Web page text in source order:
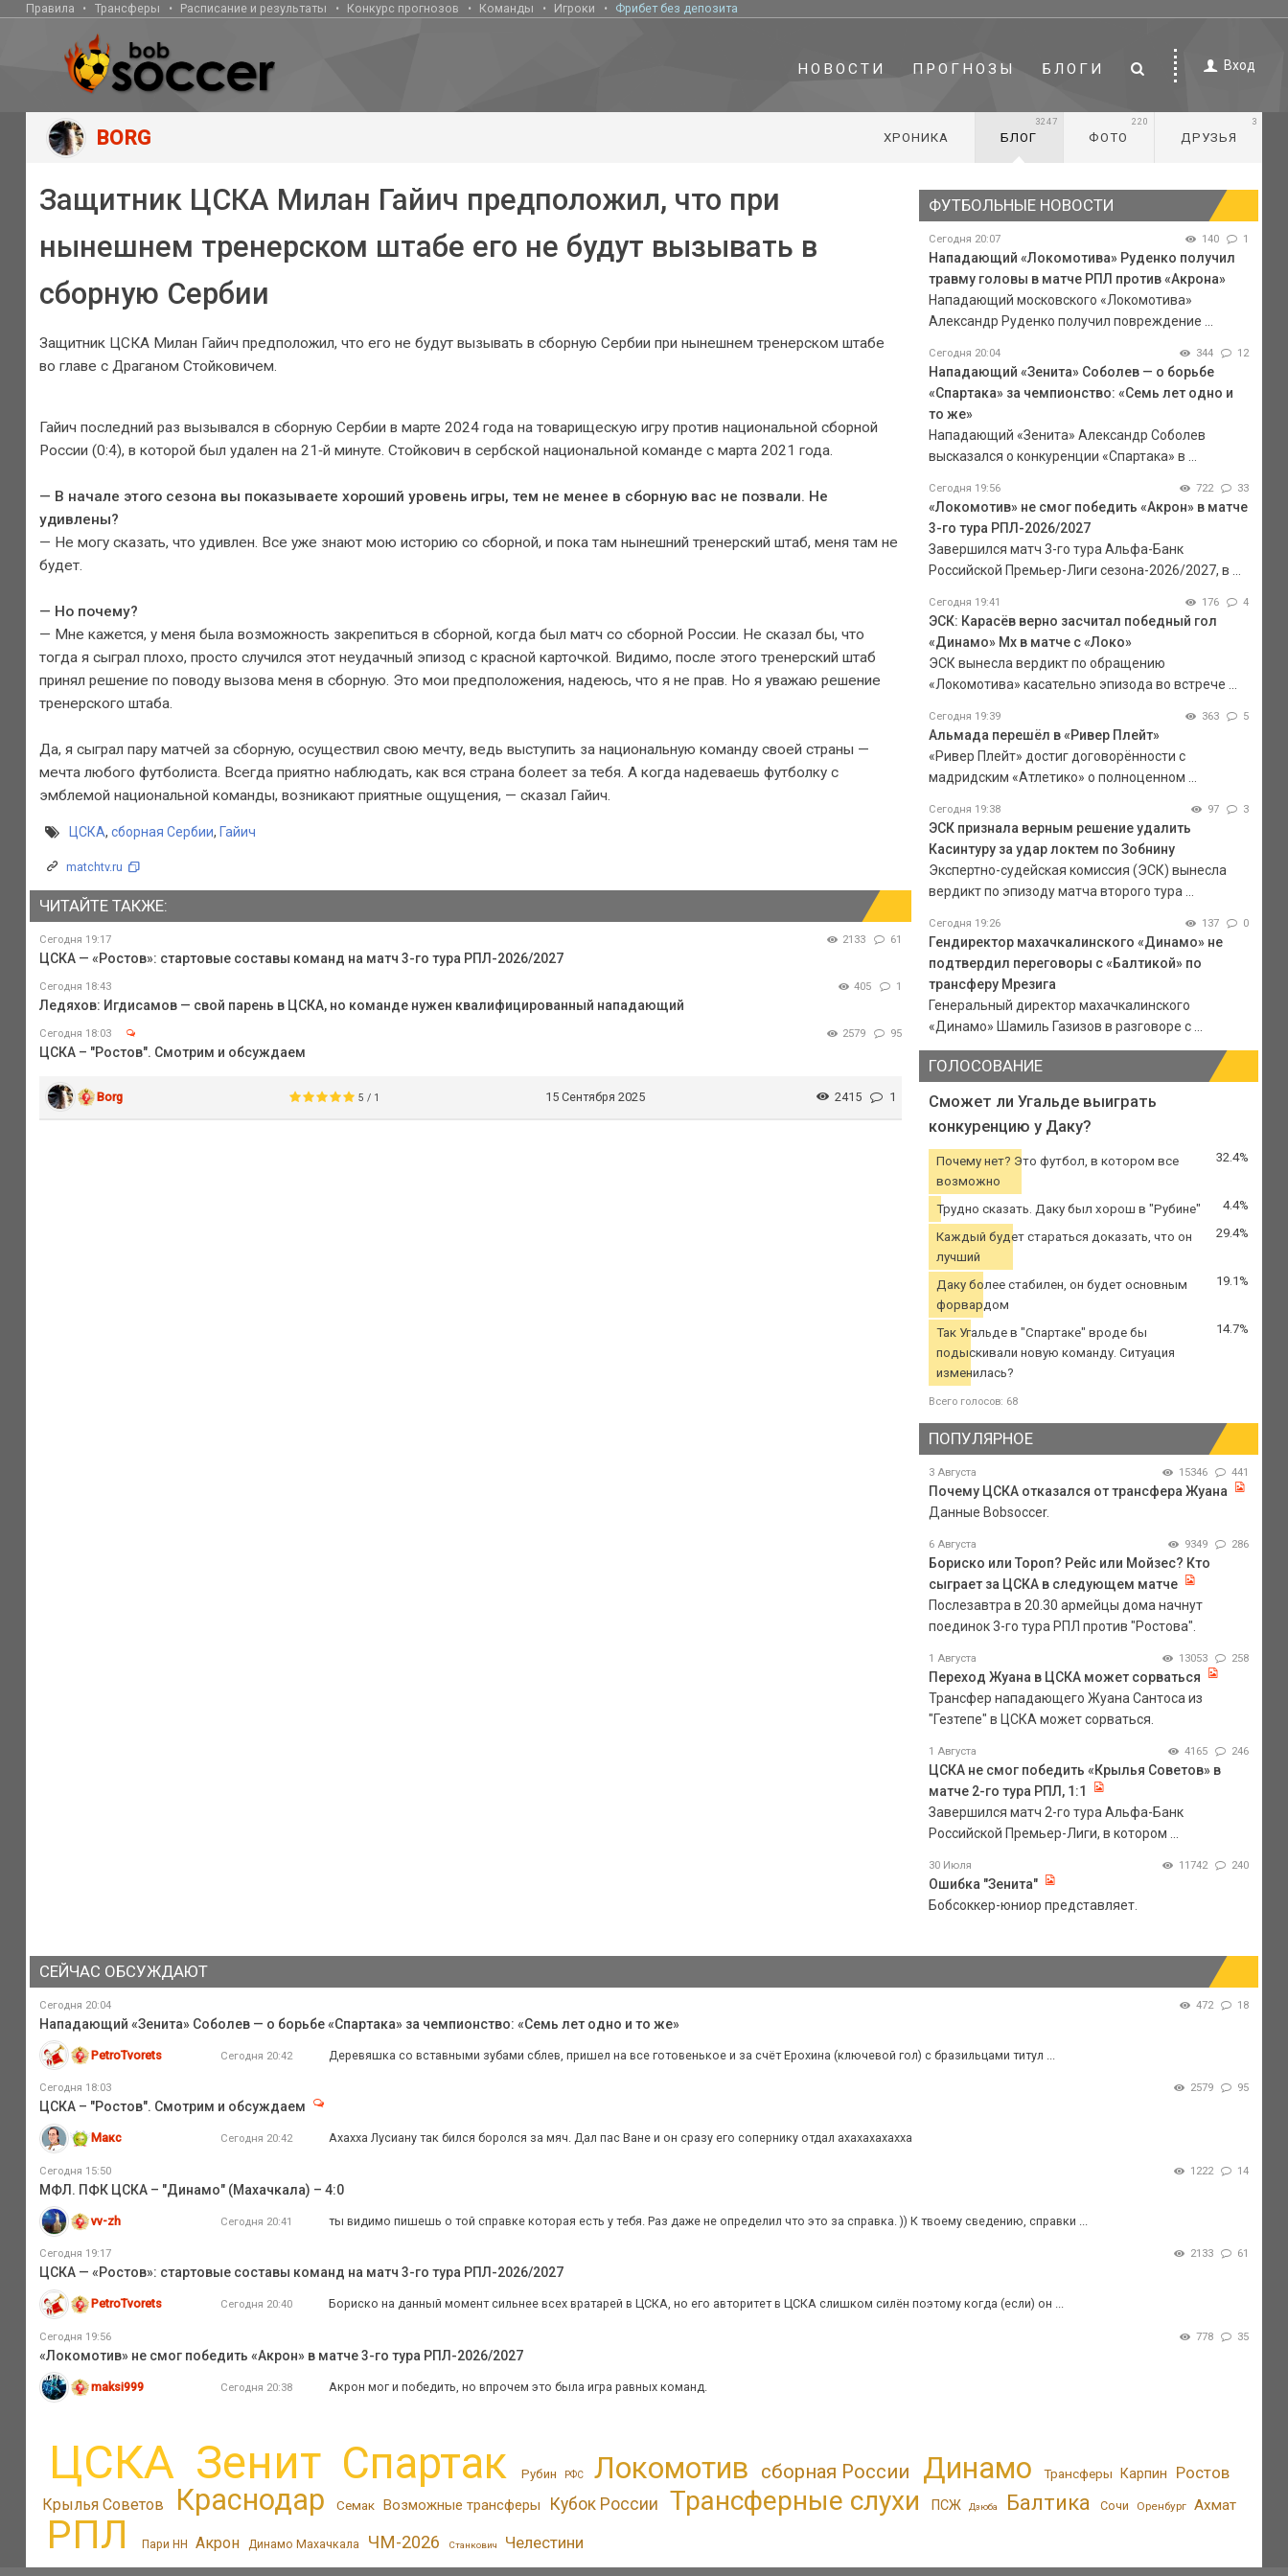
Правила Трансферы Расписание и результаты Конкурс прогнозов Команды Игроки Фрибет без депозита
НОВОСТИ ПРОГНОЗЫ БЛОГИ Вход
BORG ХРОНИКА БЛОГ
3247
ФОТО
220
ДРУЗЬЯ
3
Защитник ЦСКА Милан Гайич предположил, что при
нынешнем тренерском штабе его не будут вызывать в
сборную Сербии
Защитник ЦСКА Милан Гайич предположил, что его не будут вызывать в сборную Сербии при нынешнем тренерском штабе
во главе с Драганом Стойковичем.
Гайич последний раз вызывался в сборную Сербии в марте 2024 года на товарищескую игру против национальной сборной
России (0:4), в которой был удален на 21‑й минуте. Стойкович в сербской национальной команде с марта 2021 года.
— В начале этого сезона вы показываете хороший уровень игры, тем не менее в сборную вас не позвали. Не
удивлены?
— Не могу сказать, что удивлен. Все уже знают мою историю со сборной, и пока там нынешний тренерский штаб, меня там не
будет.
— Но почему?
— Мне кажется, у меня была возможность закрепиться в сборной, когда был матч со сборной России. Не сказал бы, что
тогда я сыграл плохо, просто случился этот неудачный эпизод с красной карточкой. Видимо, после этого тренерский штаб
принял решение по поводу вызова меня в сборную. Это мои предположения, надеюсь, что я не прав. Но я уважаю решение
тренерского штаба.
Да, я сыграл пару матчей за сборную, осуществил свою мечту, ведь выступить за национальную команду своей страны —
мечта любого футболиста. Всегда приятно наблюдать, как вся страна болеет за тебя. А когда надеваешь футболку с
эмблемой национальной команды, возникают приятные ощущения, — сказал Гайич.
ЦСКА, сборная Сербии, Гайич
matchtv.ru
ЧИТАЙТЕ ТАКЖЕ:
Сегодня 19:17 2133 61
ЦСКА — «Ростов»: стартовые составы команд на матч 3-го тура РПЛ-2026/2027
Сегодня 18:43 405 1
Ледяхов: Игдисамов — свой парень в ЦСКА, но команде нужен квалифицированный нападающий
Сегодня 18:03 2579 95
ЦСКА – "Ростов". Смотрим и обсуждаем
Borg 5 / 1 15 Сентября 2025 2415 1
ФУТБОЛЬНЫЕ НОВОСТИ
Сегодня 20:07 140 1
Нападающий «Локомотива» Руденко получил
травму головы в матче РПЛ против «Акрона»
Нападающий московского «Локомотива»
Александр Руденко получил повреждение ...
Сегодня 20:04 344 12
Нападающий «Зенита» Соболев — о борьбе
«Спартака» за чемпионство: «Семь лет одно и
то же»
Нападающий «Зенита» Александр Соболев
высказался о конкуренции «Спартака» в ...
Сегодня 19:56 722 33
«Локомотив» не смог победить «Акрон» в матче
3-го тура РПЛ-2026/2027
Завершился матч 3-го тура Альфа-Банк
Российской Премьер-Лиги сезона-2026/2027, в ...
Сегодня 19:41 176 4
ЭСК: Карасёв верно засчитал победный гол
«Динамо» Мх в матче с «Локо»
ЭСК вынесла вердикт по обращению
«Локомотива» касательно эпизода во встрече ...
Сегодня 19:39 363 5
Альмада перешёл в «Ривер Плейт»
«Ривер Плейт» достиг договорённости с
мадридским «Атлетико» о полноценном ...
Сегодня 19:38 97 3
ЭСК признала верным решение удалить
Касинтуру за удар локтем по Зобнину
Экспертно-судейская комиссия (ЭСК) вынесла
вердикт по эпизоду матча второго тура ...
Сегодня 19:26 137 0
Гендиректор махачкалинского «Динамо» не
подтвердил переговоры с «Балтикой» по
трансферу Мрезига
Генеральный директор махачкалинского
«Динамо» Шамиль Газизов в разговоре с ...
ГОЛОСОВАНИЕ
Сможет ли Угальде выиграть
конкуренцию у Даку?
Почему нет? Это футбол, в котором все
возможно
32.4%
Трудно сказать. Даку был хорош в "Рубине" 4.4%
Каждый будет стараться доказать, что он
лучший
29.4%
Даку более стабилен, он будет основным
форвардом
19.1%
Так Угальде в "Спартаке" вроде бы
подыскивали новую команду. Ситуация
изменилась?
14.7%
Всего голосов: 68
ПОПУЛЯРНОЕ
3 Августа 15346 441
Почему ЦСКА отказался от трансфера Жуана
Данные Bobsoccer.
6 Августа 9349 286
Бориско или Тороп? Рейс или Мойзес? Кто
сыграет за ЦСКА в следующем матче
Послезавтра в 20.30 армейцы дома начнут
поединок 3-го тура РПЛ против "Ростова".
1 Августа 13053 258
Переход Жуана в ЦСКА может сорваться
Трансфер нападающего Жуана Сантоса из
"Гезтепе" в ЦСКА может сорваться.
1 Августа 4165 246
ЦСКА не смог победить «Крылья Советов» в
матче 2-го тура РПЛ, 1:1
Завершился матч 2-го тура Альфа-Банк
Российской Премьер-Лиги, в котором ...
30 Июля 11742 240
Ошибка "Зенита"
Бобсоккер-юниор представляет.
СЕЙЧАС ОБСУЖДАЮТ
Сегодня 20:04 472 18
Нападающий «Зенита» Соболев — о борьбе «Спартака» за чемпионство: «Семь лет одно и то же»
PetroTvorets Сегодня 20:42 Деревяшка со вставными зубами сблев, пришел на все готовенькое и за счёт Ерохина (ключевой гол) с бразильцами титул ...
Сегодня 18:03 2579 95
ЦСКА – "Ростов". Смотрим и обсуждаем
Макс Сегодня 20:42 Ахахха Лусиану так бился боролся за мяч. Дал пас Ване и он сразу его сопернику отдал ахахахахахха
Сегодня 15:50 1222 14
МФЛ. ПФК ЦСКА – "Динамо" (Махачкала) – 4:0
vv-zh Сегодня 20:41 ты видимо пишешь о той справке которая есть у тебя. Раз даже не определил что это за справка. )) К твоему сведению, справки ...
Сегодня 19:17 2133 61
ЦСКА — «Ростов»: стартовые составы команд на матч 3-го тура РПЛ-2026/2027
PetroTvorets Сегодня 20:40 Бориско на данный момент сильнее всех вратарей в ЦСКА, но его авторитет в ЦСКА слишком силён поэтому когда (если) он ...
Сегодня 19:56 778 35
«Локомотив» не смог победить «Акрон» в матче 3-го тура РПЛ-2026/2027
maksi999 Сегодня 20:38 Акрон мог и победить, но впрочем это была игра равных команд.
ЦСКА Зенит Спартак Рубин РФС Локомотив сборная России Динамо Трансферы Карпин Ростов
Крылья Советов Краснодар Семак Возможные трансферы Кубок России Трансферные слухи ПСЖ Дзюба Балтика Сочи Оренбург Ахмат
РПЛ Пари НН Акрон Динамо Махачкала ЧМ-2026 Станкович Челестини